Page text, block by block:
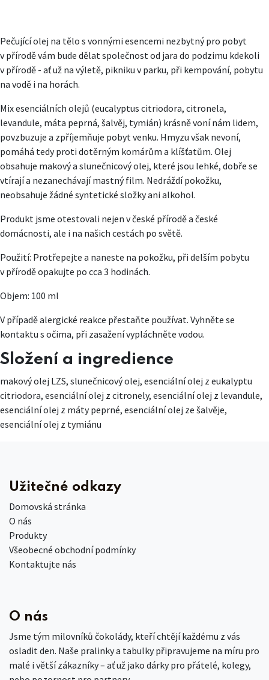
Pečující olej na tělo s vonnými esencemi nezbytný pro pobyt
v přírodě vám bude dělat společnost od jara do podzimu kdekoli
v přírodě - ať už na výletě, pikniku v parku, při kempování, pobytu
na vodě i na horách.
Mix esenciálních olejů (eucalyptus citriodora, citronela,
levandule, máta peprná, šalvěj, tymián) krásně voní nám lidem,
povzbuzuje a zpříjemňuje pobyt venku. Hmyzu však nevoní,
pomáhá tedy proti dotěrným komárům a klíšťatům. Olej
obsahuje makový a slunečnicový olej, které jsou lehké, dobře se
vtírají a nezanechávají mastný film. Nedráždí pokožku,
neobsahuje žádné syntetické složky ani alkohol.
Produkt jsme otestovali nejen v české přírodě a české
domácnosti, ale i na našich cestách po světě.
Použití: Protřepejte a naneste na pokožku, při delším pobytu
v přírodě opakujte po cca 3 hodinách.
Objem: 100 ml
V případě alergické reakce přestaňte používat. Vyhněte se
kontaktu s očima, při zasažení vypláchněte vodou.
Složení a ingredience
makový olej LZS, slunečnicový olej, esenciální olej z eukalyptu
citriodora, esenciální olej z citronely, esenciální olej z levandule,
esenciální olej z máty peprné, esenciální olej ze šalvěje,
esenciální olej z tymiánu
Užitečné odkazy
Domovská stránka
O nás
Produkty
Všeobecné obchodní podmínky
Kontaktujte nás
O nás
Jsme tým milovníků čokolády, kteří chtějí každému z vás
osladit den. Naše pralinky a tabulky připravujeme na míru pro
malé i větší zákazníky – ať už jako dárky pro přátelé, kolegy,